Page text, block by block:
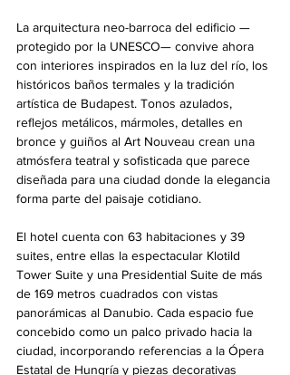
La arquitectura neo-barroca del edificio —
protegido por la UNESCO— convive ahora
con interiores inspirados en la luz del río, los
históricos baños termales y la tradición
artística de Budapest. Tonos azulados,
reflejos metálicos, mármoles, detalles en
bronce y guiños al Art Nouveau crean una
atmósfera teatral y sofisticada que parece
diseñada para una ciudad donde la elegancia
forma parte del paisaje cotidiano.
El hotel cuenta con 63 habitaciones y 39
suites, entre ellas la espectacular Klotild
Tower Suite y una Presidential Suite de más
de 169 metros cuadrados con vistas
panorámicas al Danubio. Cada espacio fue
concebido como un palco privado hacia la
ciudad, incorporando referencias a la Ópera
Estatal de Hungría y piezas decorativas